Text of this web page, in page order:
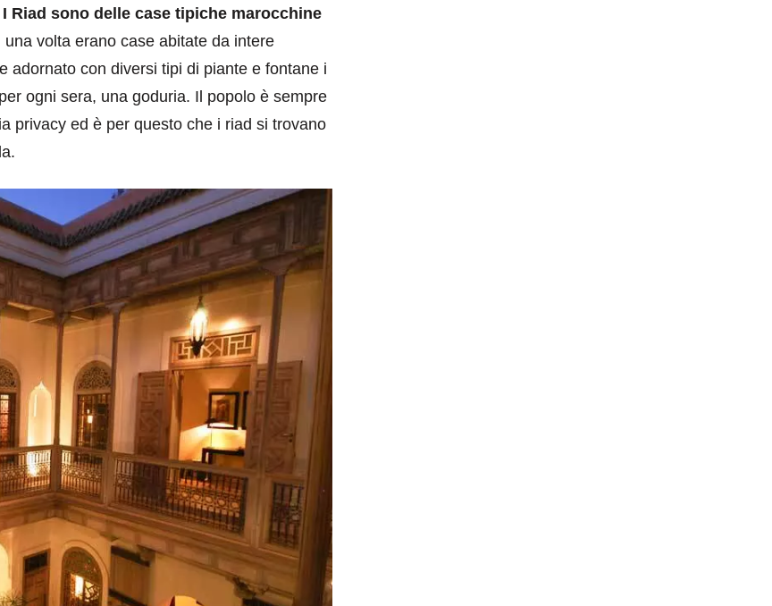
I Riad sono delle case tipiche marocchine
volta erano case abitate da intere
adornato con diversi tipi di piante e fontane i
ogni sera, una goduria. Il popolo è sempre
privacy ed è per questo che i riad si trovano